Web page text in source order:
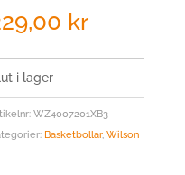
kr
i lager
WZ4007201XB3
Basketbollar,Wilson